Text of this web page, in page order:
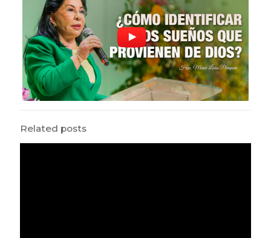
Related posts